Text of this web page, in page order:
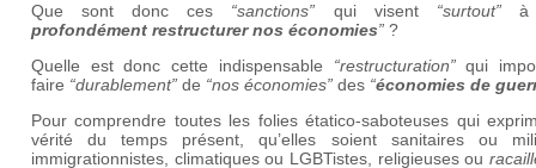
Que sont donc ces “sanctions” qui visent “surtout”
profondément restructurer nos économies” ?
Quelle est donc cette indispensable “restructuration”qui
faire “durablement” de “nos économies” des “économies de
Pour comprendre toutes les folies étatico-saboteuses qui
vérité du temps présent, qu’elles soient sanitaires ou
immigrationnistes, climatiques ou LGBTistes, religieuses ou